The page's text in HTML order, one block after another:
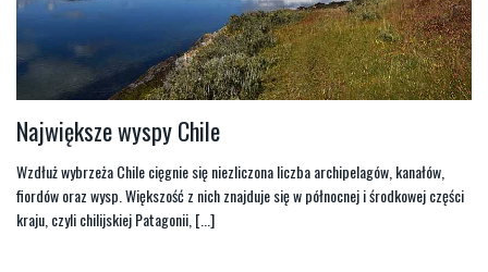
Największe wyspy Chile
Wzdłuż wybrzeża Chile cięgnie się niezliczona liczba archipelagów, kanałów,
fiordów oraz wysp. Większość z nich znajduje się w północnej i środkowej części
kraju, czyli chilijskiej Patagonii, [...]